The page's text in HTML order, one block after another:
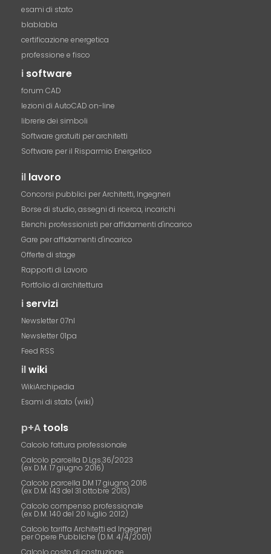
esami di stato
blablabla
certificazione energetica
professione e fisco
i software
forum CAD
lezioni di AutoCAD on-line
librerie dei simboli
Software gratuiti per architetti
Software per il Risparmio Energetico
il lavoro
Concorsi pubblici per Architetti, Ingegneri
Borse di studio, assegni di ricerca, incarichi
Elenchi professionisti per affidamenti d'incarico
Gare per affidamenti d'incarico
Offerte di stage
Rapporti di Lavoro
Portfolio di architettura
i servizi
Newsletter 07nl
Newsletter 01pa
Feed RSS
ilwiki
WikiArchipedia
Esami di stato (wiki)
p+A tools
Calcolo fattura professionale
Calcolo parcella D.Lgs.36/2023
(ex D.M. 17 giugno 2016)
Calcolo parcella DM 17 giugno 2016
(ex D.M. 143 del 31 ottobre 2013)
Calcolo compenso professionale
(ex D.M. 140 del 20 luglio 2012)
Calcolo tariffa Architetti ed Ingegneri
per Opere Pubbliche (D.M. 4/4/2001)
Calcolo costo di costruzione